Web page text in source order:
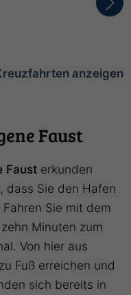
anzeigen
Faust
Faust erkunden
dass Sie den Hafen
Sie mit dem
Minuten zum
Von hier aus
Fuß erreichen und
sich bereits in